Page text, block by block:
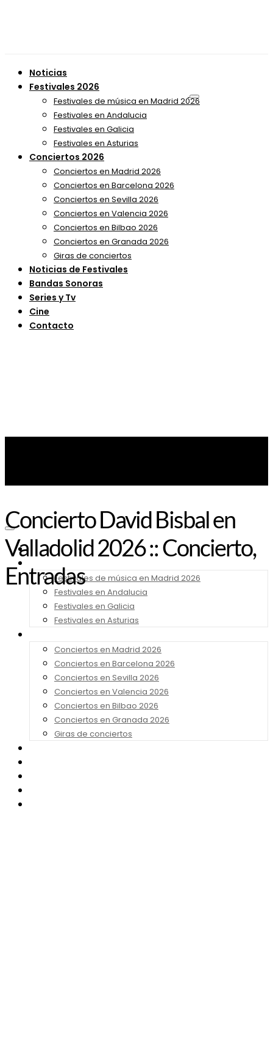
Noticias
Festivales 2026
Festivales de música en Madrid 2026
Festivales en Andalucia
Festivales en Galicia
Festivales en Asturias
Conciertos 2026
Conciertos en Madrid 2026
Conciertos en Barcelona 2026
Conciertos en Sevilla 2026
Conciertos en Valencia 2026
Conciertos en Bilbao 2026
Conciertos en Granada 2026
Giras de conciertos
Noticias de Festivales
Bandas Sonoras
Series y Tv
Cine
Contacto
Noticias
Festivales de música en Madrid 2026
Festivales en Andalucia
Festivales en Galicia
Festivales en Asturias
Conciertos en Madrid 2026
Conciertos en Barcelona 2026
Conciertos en Sevilla 2026
Conciertos en Valencia 2026
Conciertos en Bilbao 2026
Conciertos en Granada 2026
Giras de conciertos
Concierto David Bisbal en
Valladolid 2026 :: Concierto,
Entradas